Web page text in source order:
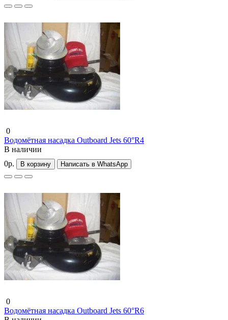
0
Водомётная насадка Outboard Jets 60°R4
В наличии
0р.
В корзину Написать в WhatsApp
0
Водомётная насадка Outboard Jets 60°R6